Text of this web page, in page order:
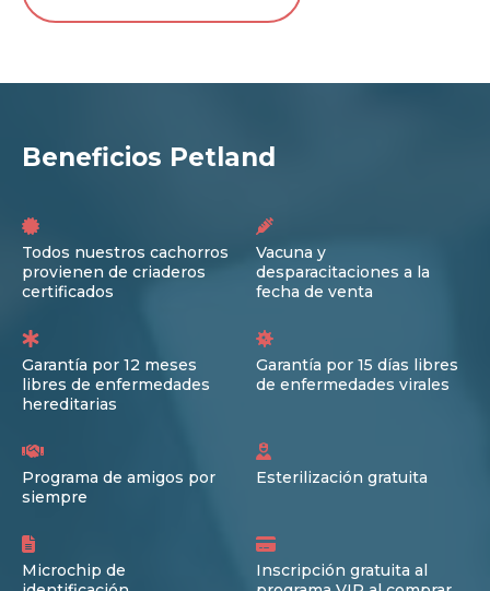
Beneficios Petland
Todos nuestros cachorros
provienen de criaderos
certificados
Vacuna y
desparacitaciones a la
fecha de venta
Garantía por 12 meses
libres de enfermedades
hereditarias
Garantía por 15 días libres
de enfermedades virales
Programa de amigos por
siempre
Esterilización gratuita
Microchip de
Inscripción gratuita al